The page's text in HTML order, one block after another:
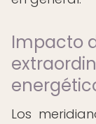
Impacto
Los